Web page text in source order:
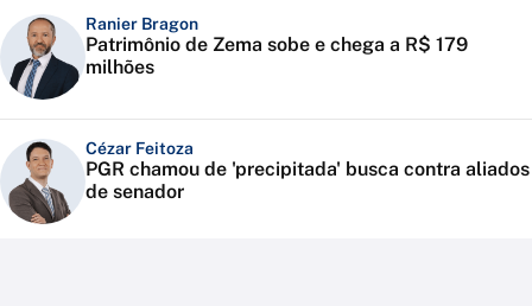
Ranier Bragon
Patrimônio de Zema sobe e chega a R$ 179
milhões
Cézar Feitoza
PGR chamou de 'precipitada' busca contra aliados
de senador